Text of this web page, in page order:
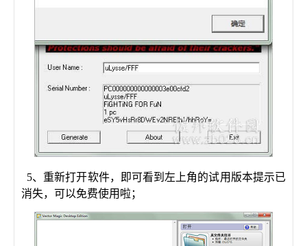
5、重新打开软件，即可看到左上角的试用版本提示已
消失，可以免费使用啦；